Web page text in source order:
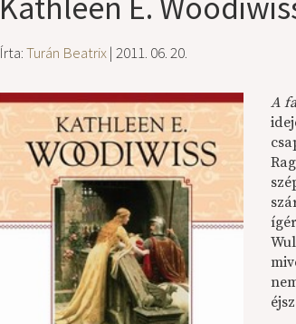
Írta:Turán Beatrix| 2011. 06. 20.
A